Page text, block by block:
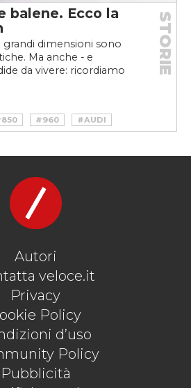
balene. Ecco la
dimensioni sono
Ma anche - e
da vivere: ricordiamo
STORIE
#960
#AUDI
#CAPRICE ESTATE
#PASSAT
#SW
#SYNCRO
#VISTA CRUISER
Autori
veloce.it
Privacy
Policy
d’uso
Policy
Pubblicità